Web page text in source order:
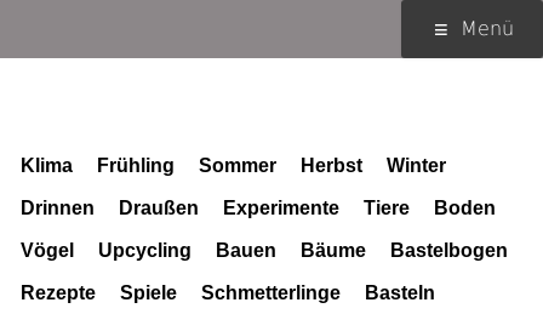
Menü
Menü
Klima Frühling Sommer Herbst Winter
Drinnen Draußen Experimente Tiere Boden
Vögel Upcycling Bauen Bäume Bastelbogen
Rezepte Spiele Schmetterlinge Basteln